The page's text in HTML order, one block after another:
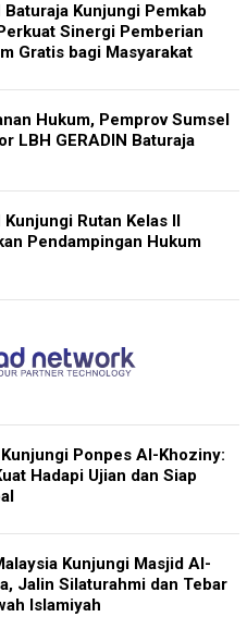
Baturaja Kunjungi Pemkab
Sinergi Pemberian
Gratis bagi Masyarakat
Hukum, Pemprov Sumsel
LBH GERADIN Baturaja
Kunjungi Rutan Kelas II
Pendampingan Hukum
Ponpes Al-Khoziny:
Hadapi Ujian dan Siap
Kunjungi Masjid Al-
Jalin Silaturahmi dan Tebar
Islamiyah